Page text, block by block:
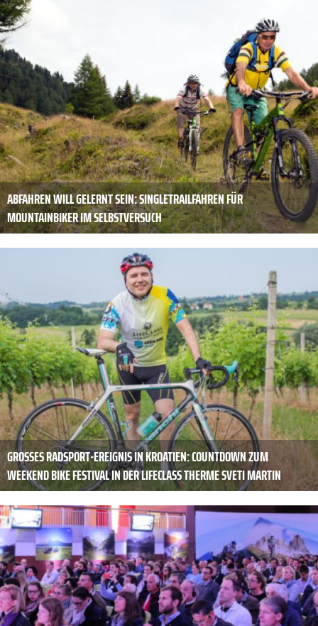
ABFAHREN WILL GELERNT SEIN: SINGLETRAILFAHREN FÜR
MOUNTAINBIKER IM SELBSTVERSUCH
GROSSES RADSPORT-EREIGNIS IN KROATIEN: COUNTDOWN ZUM W
EEKEND BIKE FESTIVAL IN DER LIFECLASS THERME SVETI MARTIN